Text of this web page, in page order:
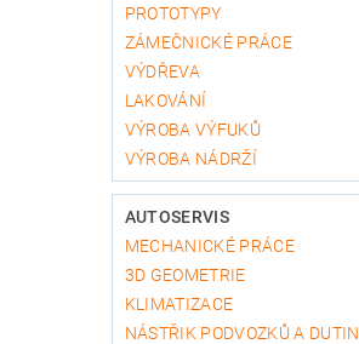
PROTOTYPY
ZÁMEČNICKÉ PRÁCE
VÝDŘEVA
LAKOVÁNÍ
VÝROBA VÝFUKŮ
VÝROBA NÁDRŽÍ
AUTOSERVIS
MECHANICKÉ PRÁCE
3D GEOMETRIE
KLIMATIZACE
NÁSTŘIK PODVOZKŮ A DUTIN